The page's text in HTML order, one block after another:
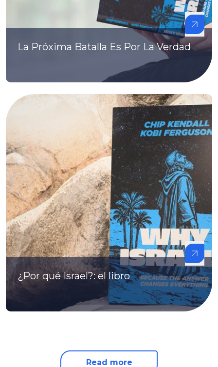
La Próxima Batalla Es Por La Verdad
¿Por qué Israel?: el libro
Read more